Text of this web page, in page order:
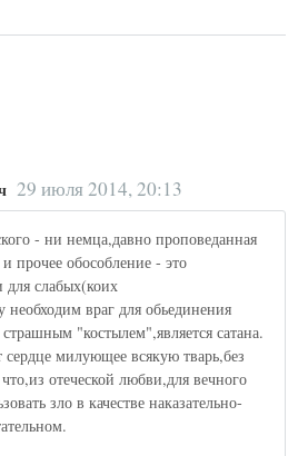
29 июля 2014, 20:13
- ни немца,давно проповеданная
прочее обособление - это
для слабых(коих
необходим враг для обьединения
"костылем",является сатана.
милующее всякую тварь,без
отеческой любви,для вечного
зло в качестве наказательно-